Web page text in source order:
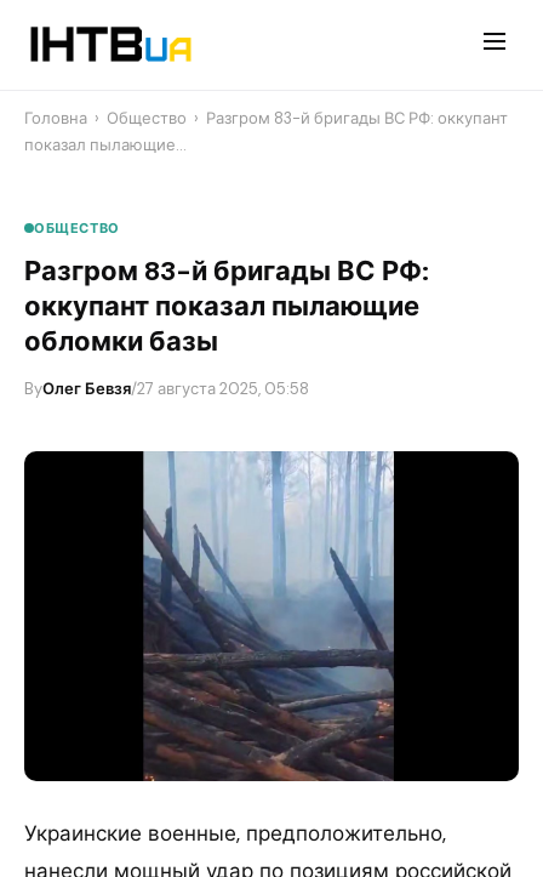
Головна › Общество › Разгром 83-й бригады ВС РФ: оккупант
показал пылающие…
ОБЩЕСТВО
Разгром 83-й бригады ВС РФ:
оккупант показал пылающие
обломки базы
ByОлег Бевзя/27 августа 2025, 05:58
​Украинские военные, предположительно,
нанесли мощный удар по позициям российской